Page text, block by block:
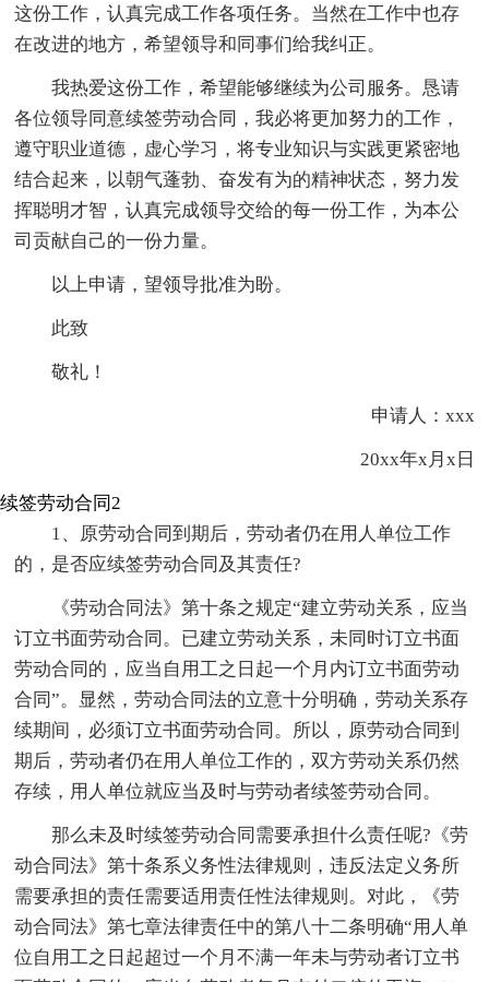
这份工作，认真完成工作各项任务。当然在工作中也存
在改进的地方，希望领导和同事们给我纠正。
我热爱这份工作，希望能够继续为公司服务。恳请
各位领导同意续签劳动合同，我必将更加努力的工作，
遵守职业道德，虚心学习，将专业知识与实践更紧密地
结合起来，以朝气蓬勃、奋发有为的精神状态，努力发
挥聪明才智，认真完成领导交给的每一份工作，为本公
司贡献自己的一份力量。
以上申请，望领导批准为盼。
此致
敬礼！
申请人：xxx
20xx年x月x日
续签劳动合同2
1、原劳动合同到期后，劳动者仍在用人单位工作
的，是否应续签劳动合同及其责任?
《劳动合同法》第十条之规定“建立劳动关系，应当
订立书面劳动合同。已建立劳动关系，未同时订立书面
劳动合同的，应当自用工之日起一个月内订立书面劳动
合同”。显然，劳动合同法的立意十分明确，劳动关系存
续期间，必须订立书面劳动合同。所以，原劳动合同到
期后，劳动者仍在用人单位工作的，双方劳动关系仍然
存续，用人单位就应当及时与劳动者续签劳动合同。
那么未及时续签劳动合同需要承担什么责任呢?《劳
动合同法》第十条系义务性法律规则，违反法定义务所
需要承担的责任需要适用责任性法律规则。对此，《劳
动合同法》第七章法律责任中的第八十二条明确“用人单
位自用工之日起超过一个月不满一年未与劳动者订立书